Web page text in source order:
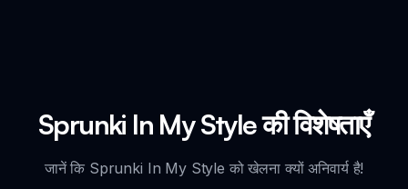
Sprunki In My Style की विशेषताएँ
जानें कि Sprunki In My Style को खेलना क्यों अनिवार्य है!